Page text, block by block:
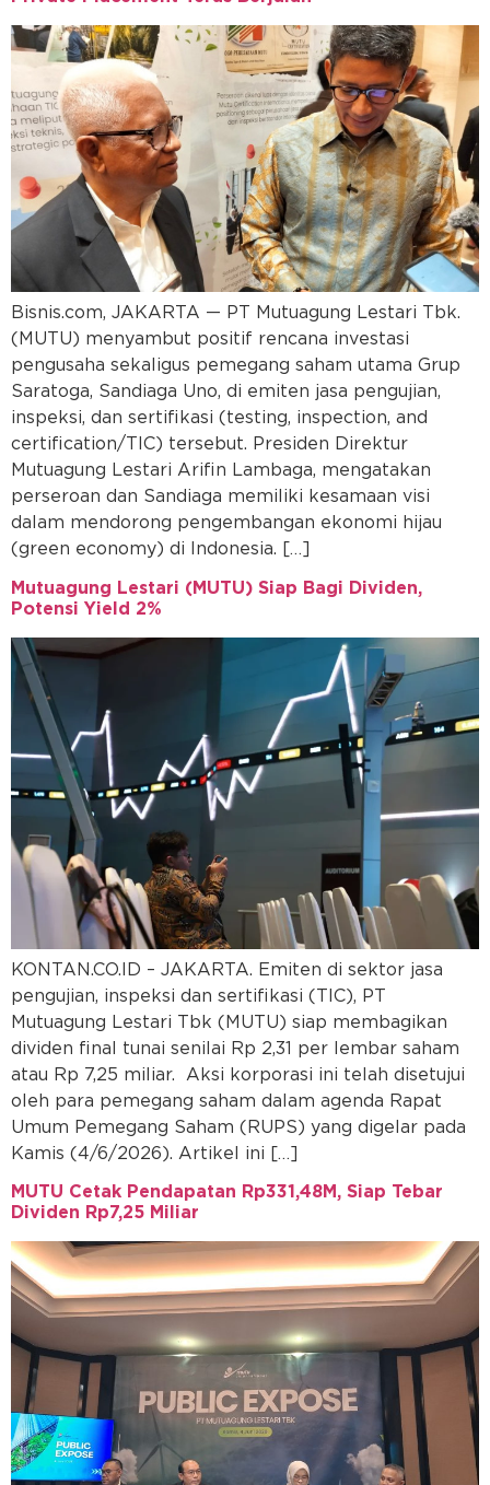
Bisnis.com, JAKARTA — PT Mutuagung Lestari Tbk.
(MUTU) menyambut positif rencana investasi
pengusaha sekaligus pemegang saham utama Grup
Saratoga, Sandiaga Uno, di emiten jasa pengujian,
inspeksi, dan sertifikasi (testing, inspection, and
certification/TIC) tersebut. Presiden Direktur
Mutuagung Lestari Arifin Lambaga, mengatakan
perseroan dan Sandiaga memiliki kesamaan visi
dalam mendorong pengembangan ekonomi hijau
(green economy) di Indonesia. […]
Mutuagung Lestari (MUTU) Siap Bagi Dividen,
Potensi Yield 2%
KONTAN.CO.ID – JAKARTA. Emiten di sektor jasa
pengujian, inspeksi dan sertifikasi (TIC), PT
Mutuagung Lestari Tbk (MUTU) siap membagikan
dividen final tunai senilai Rp 2,31 per lembar saham
atau Rp 7,25 miliar. Aksi korporasi ini telah disetujui
oleh para pemegang saham dalam agenda Rapat
Umum Pemegang Saham (RUPS) yang digelar pada
Kamis (4/6/2026). Artikel ini […]
MUTU Cetak Pendapatan Rp331,48M, Siap Tebar
Dividen Rp7,25 Miliar